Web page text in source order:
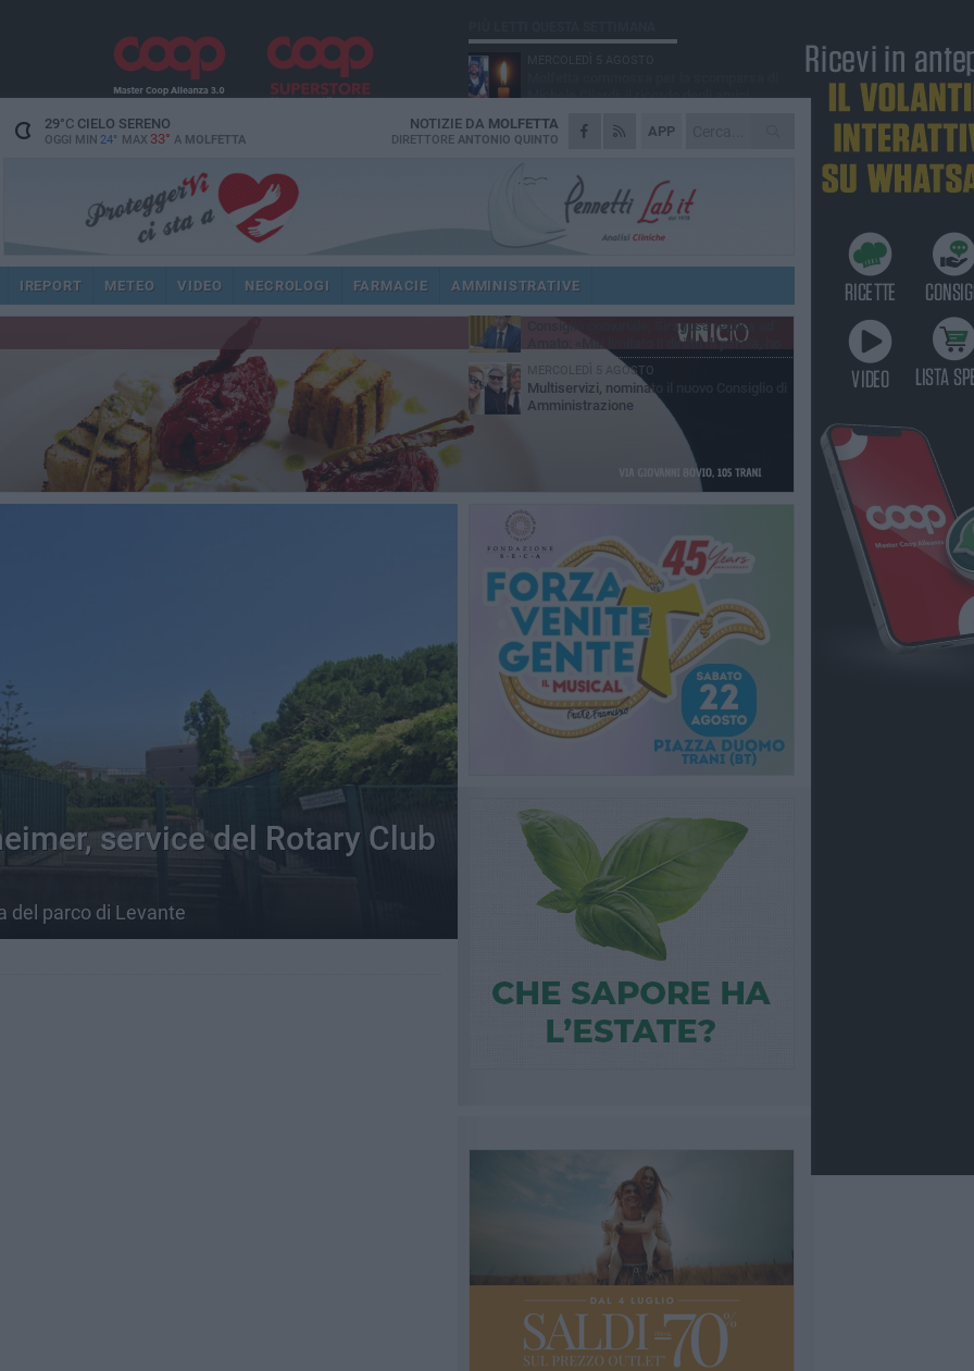
29°CCIELO SERENO
OGGI MIN 24° MAX 33° A MOLFETTA
APP
NOTIZIE DA MOLFETTA
DIRETTORE ANTONIO QUINTO
IREPORT METEO VIDEO NECROLOGI FARMACIE AMMINISTRATIVE
service del Rotary Club
del parco di Levante
Michele Cilardi: il ricordo degli amici
GIOVEDÌ 6 AGOSTO
Marittimo molfettese muore a bordo di un
SABATO 1 AGOSTO
La MTM Molfetta cerca autisti e
accompagnatori per gli scuolabus:
pubblicato il bando
GIOVEDÌ 6 AGOSTO
Molfetta piange Marta Maria Pisani, ultima
maestra della sartoria molfettese
SABATO 1 AGOSTO
Consiglio comunale, Siragusa replica ad
Amato: «Mai limitato il diritto di parola, ho
fatto rispettare il regolamento»
MERCOLEDÌ 5 AGOSTO
Multiservizi, nominato il nuovo Consiglio di
Amministrazione